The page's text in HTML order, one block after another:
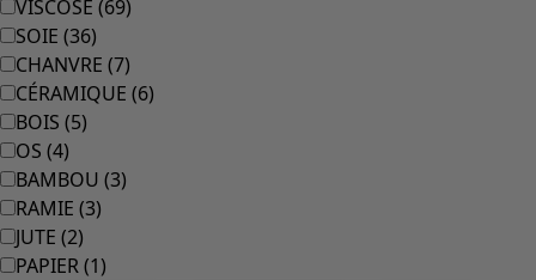
VISCOSE (69)
SOIE (36)
CHANVRE (7)
CÉRAMIQUE (6)
BOIS (5)
OS (4)
BAMBOU (3)
RAMIE (3)
JUTE (2)
PAPIER(1)